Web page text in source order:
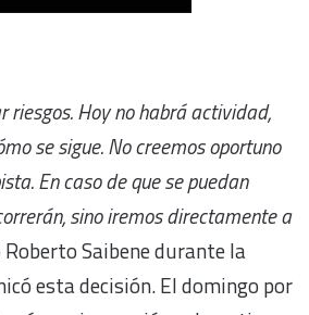
riesgos. Hoy no habrá actividad,
se sigue. No creemos oportuno
En caso de que se puedan
sino iremos directamente a
Roberto Saibene durante la
esta decisión. El domingo por